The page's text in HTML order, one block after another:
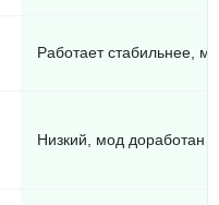
Работает стабильнее,
Низкий, мод доработан